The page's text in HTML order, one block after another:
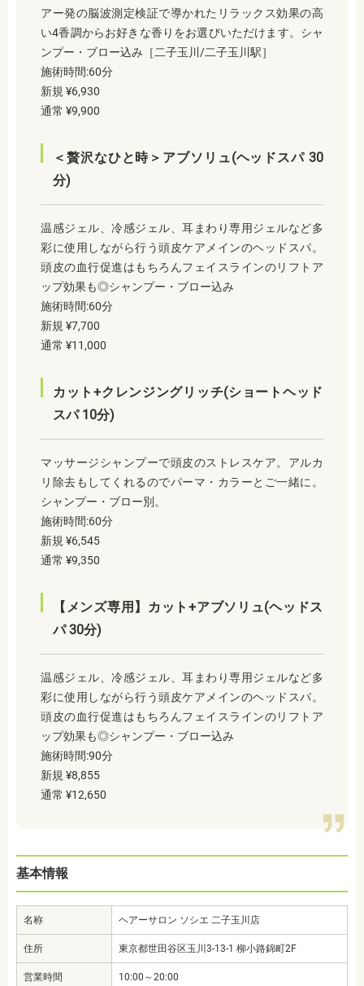
アー発の脳波測定検証で導かれたリラックス効果の高
い4香調からお好きな香りをお選びいただけます。シャ
ンプー・ブロー込み［二子玉川/二子玉川駅］
施術時間:60分
新規 ¥6,930
通常 ¥9,900
＜贅沢なひと時＞アブソリュ(ヘッドスパ 30
分)
温感ジェル、冷感ジェル、耳まわり専用ジェルなど多
彩に使用しながら行う頭皮ケアメインのヘッドスパ。
頭皮の血行促進はもちろんフェイスラインのリフトア
ップ効果も◎シャンプー・ブロー込み
施術時間:60分
新規 ¥7,700
通常 ¥11,000
カット+クレンジングリッチ(ショートヘッド
スパ 10分)
マッサージシャンプーで頭皮のストレスケア。アルカ
リ除去もしてくれるのでパーマ・カラーとご一緒に。
シャンプー・ブロー別。
施術時間:60分
新規 ¥6,545
通常 ¥9,350
【メンズ専用】カット+アブソリュ(ヘッドス
パ 30分)
温感ジェル、冷感ジェル、耳まわり専用ジェルなど多
彩に使用しながら行う頭皮ケアメインのヘッドスパ。
頭皮の血行促進はもちろんフェイスラインのリフトア
ップ効果も◎シャンプー・ブロー込み
施術時間:90分
新規 ¥8,855
通常 ¥12,650
基本情報
名称 ヘアーサロン ソシエ 二子玉川店
住所 東京都世田谷区玉川3-13-1 柳小路錦町2F
営業時間 10:00～20:00